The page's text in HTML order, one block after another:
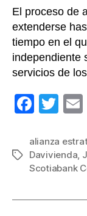
El proceso de
extenderse
tiempo en el
independiente
servicios de
F
c
e
o
T
tt
er
Etiquetas
alianza
Davivienda,
Scotiabank